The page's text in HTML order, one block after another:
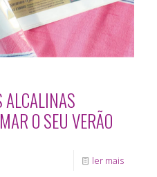
ALCALINAS
O SEU VERÃO
ler mais